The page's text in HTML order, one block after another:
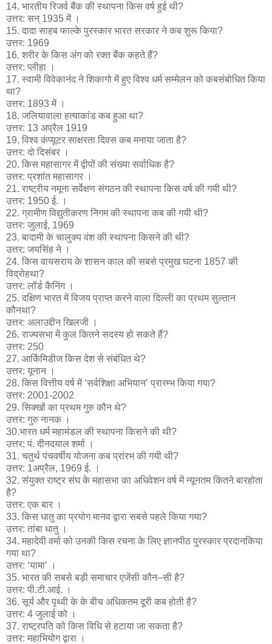
14. भारतीय रिजर्व बैंक की स्थापना किस वर्ष हुई थी?
उत्तर: सन् 1935 में ।
15. दादा साहब फाल्के पुरस्कार भारत सरकार ने कब शुरू किया?
उत्तर: 1969
16. शरीर के किस अंग को रक्त बैंक कहते हैं?
उत्तर: प्लीहा ।
17. स्वामी विवेकानंद ने शिकागो में हुए विश्व धर्म सम्मेलन को कबसंबोधित किया
था?
उत्तर: 1893 में ।
18. जलियावाला हत्याकांड कब हुआ था?
उत्तर: 13 अप्रैल 1919
19. विश्व कंप्यूटर साक्षरता दिवस कब मनाया जाता है?
उत्तर: दो दिसंबर ।
20. किस महासागर में द्वीपों की संख्या सर्वाधिक है?
उत्तर: प्रशांत महासागर ।
21. राष्ट्रीय नमूना सर्वेक्षण संगठन की स्थापना किस वर्ष की गयी थी?
उत्तर: 1950 ई. ।
22. ग्रामीण विद्युतीकरण निगम की स्थापना कब की गयी थी?
उत्तर: जुलाई, 1969
23. बादामी के चालुक्य वंश की स्थापना किसने की थी?
उत्तर: जयसिंह ने ।
24. किस वायसराय के शासन काल की सबसे प्रमुख घटना 1857 की
विद्रोहथा?
उत्तर: लॉर्ड कैनिंग ।
25. दक्षिण भारत में विजय प्राप्त करने वाला दिल्ली का प्रथम सुल्तान
कौनथा?
उत्तर: अलाउद्दीन खिलजी ।
26. राज्यसभा में कुल कितने सदस्य हो सकते हैं?
उत्तर: 250
27. आर्किमिडीज किस देश से संबंधित थे?
उत्तर: यूनान ।
28. किस वित्तीय वर्ष में ‘सर्वशिक्षा अभियान’ प्रारम्भ किया गया?
उत्तर: 2001-2002
29. सिक्खों का प्रथम गुरु कौन थे?
उत्तर: गुरु नानक ।
30.भारत धर्म महामंडल की स्थापना किसने की थी?
उत्तर: पं. दीनदयाल शर्मा ।
31. चतुर्थ पंचवर्षीय योजना कब प्रांरभ की गयी थी?
उत्तर: 1अप्रैल, 1969 ई. ।
32. संयुक्त राष्ट्र संघ के महासभा का अधिवेशन वर्ष में न्यूनतम कितने बारहोता
है?
उत्तर: एक बार ।
33. किस धातु का प्रयोग मानव द्वारा सबसे पहले किया गया?
उत्तर: तांबा धातु ।
34. महादेवी वर्मा को उनकी किस रचना के लिए ज्ञानपीठ पुरस्कार प्रदानकिया
गया था?
उत्तर: ‘यामा’ ।
35. भारत की सबसे बड़ी समाचार एजेंसी कौन–सी है?
उत्तर: पी.टी.आई. ।
36. सूर्य और पृथ्वी के के बीच अधिकतम दूरी कब होती है?
उत्तर: 4 जुलाई को ।
37. राष्ट्रपति को किस विधि से हटाया जा सकता है?
उत्तर: महाभियोग द्वारा ।